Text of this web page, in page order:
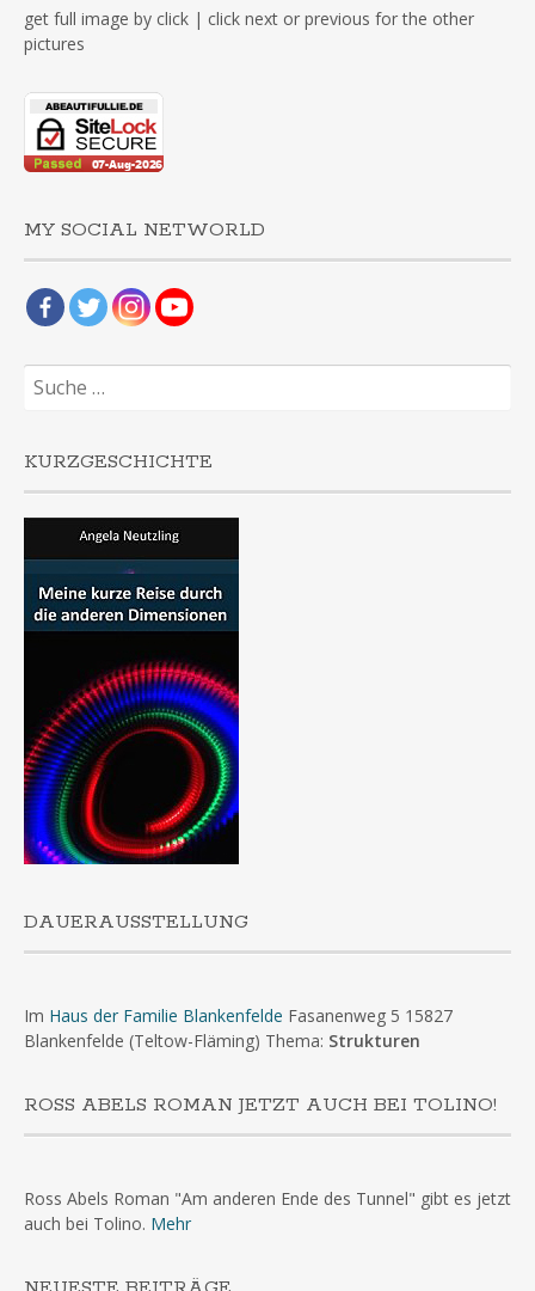
get full image by click | click next or previous for the other
pictures
MY SOCIAL NETWORLD
Suche
nach:
KURZGESCHICHTE
DAUERAUSSTELLUNG
Im Haus der Familie Blankenfelde Fasanenweg 5 15827
Blankenfelde (Teltow-Fläming) Thema: Strukturen
ROSS ABELS ROMAN JETZT AUCH BEI TOLINO!
Ross Abels Roman "Am anderen Ende des Tunnel" gibt es jetzt
auch bei Tolino. Mehr